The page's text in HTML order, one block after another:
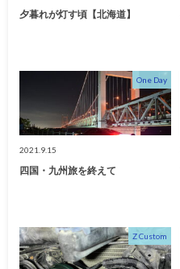
夕暮れが灯す頃【北海道】
One Day
2021.9.15
四国・九州旅を終えて
Z Custom